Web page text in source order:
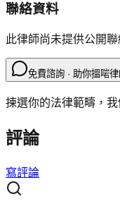
聯絡資料
此律師尚未提供公開聯
免費諮詢 · 助你搵啱
揀選你的法律範疇，
評論
寫評論